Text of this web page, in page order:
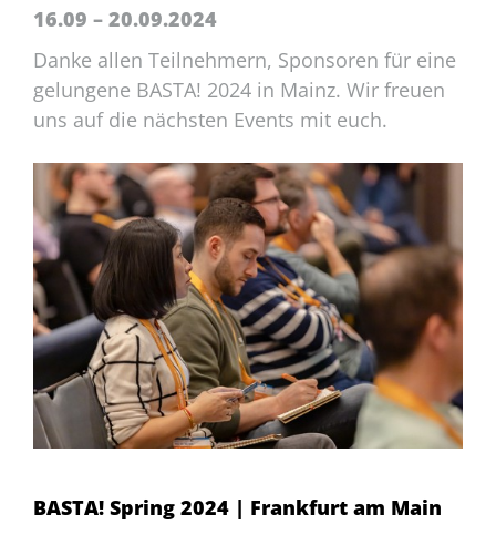
16.09 – 20.09.2024
Danke allen Teilnehmern, Sponsoren für eine
gelungene BASTA! 2024 in Mainz. Wir freuen
uns auf die nächsten Events mit euch.
BASTA! Spring 2024 | Frankfurt am Main